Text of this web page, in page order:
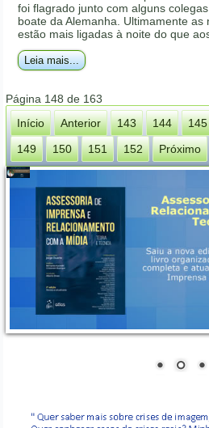
foi flagrado junto com alguns
boate da Alemanha. Ultimamente
estão mais ligadas à noite do que
Leia mais...
Página 148 de 163
Início
Anterior 143 144 145
149
150 151 152 Próximo